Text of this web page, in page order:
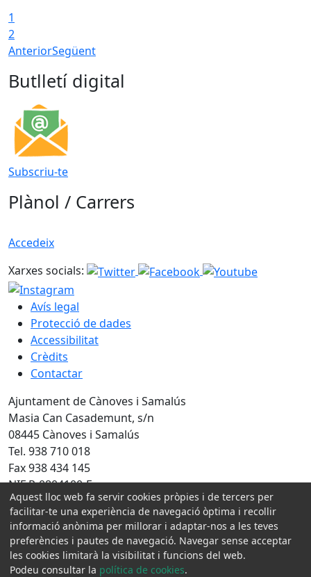
1
2
AnteriorSegüent
Butlletí digital
Subscriu-te
Plànol / Carrers
Accedeix
Xarxes socials:
Avís legal
Protecció de dades
Accessibilitat
Crèdits
Contactar
Ajuntament de Cànoves i Samalús
Masia Can Casademunt, s/n
08445 Cànoves i Samalús
Tel. 938 710 018
Fax 938 434 145
NIF P-0804100-F
Amb la col·laboració de:
Aquest lloc web fa servir cookies pròpies i de tercers per
facilitar-te una experiència de navegació òptima i recollir
informació anònima per millorar i adaptar-nos a les teves
preferències i pautes de navegació. Navegar sense acceptar
les cookies limitarà la visibilitat i funcions del web.
Podeu consultar la política de cookies.